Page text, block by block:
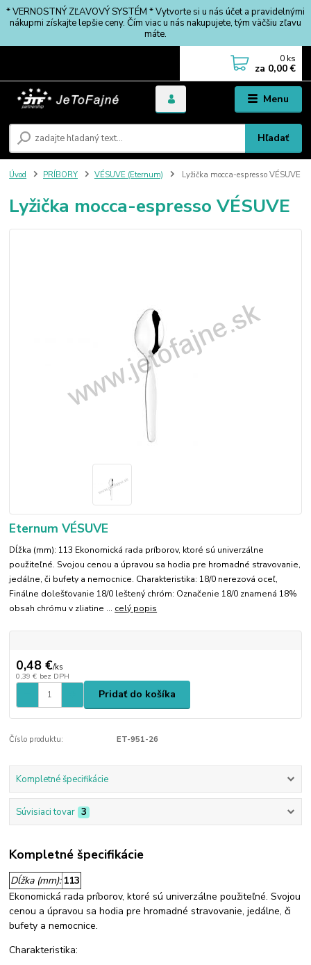
* VERNOSTNÝ ZĽAVOVÝ SYSTÉM * Vytvorte si u nás účet a pravidelnými
nákupmi získajte lepšie ceny. Čím viac u nás nakupujete, tým väčšiu zľavu
máte.
Menu
Hľadať
0 ks
za 0,00 €
Úvod PRÍBORY VÉSUVE (Eternum) Lyžička mocca-espresso VÉSUVE
Lyžička mocca-espresso VÉSUVE
Eternum VÉSUVE
Dĺžka (mm): 113 Ekonomická rada príborov, ktoré sú univerzálne
použiteľné. Svojou cenou a úpravou sa hodia pre hromadné stravovanie,
jedálne, či bufety a nemocnice. Charakteristika: 18/0 nerezová oceľ,
Finálne dolešťovanie 18/0 leštený chróm: Označenie 18/0 znamená 18%
obsah chrómu v zliatine ... celý popis
0,48 €/ks
0,39 € bez DPH
Pridať do košíka
Číslo produktu: ET-951-26
Kompletné špecifikácie
Súvisiaci tovar 3
Kompletné špecifikácie
Dĺžka (mm): 113
Ekonomická rada príborov, ktoré sú univerzálne použiteľné. Svojou
cenou a úpravou sa hodia pre hromadné stravovanie, jedálne, či
bufety a nemocnice.
Charakteristika: